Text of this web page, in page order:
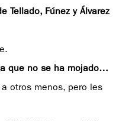
Tellado, Fúnez y Álvarez
que no se ha mojado…
otros menos, pero les